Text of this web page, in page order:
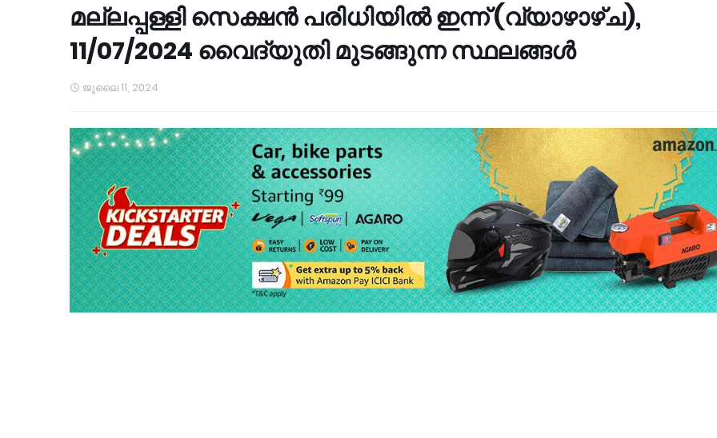
മല്ലപ്പള്ളി സെക്ഷൻ പരിധിയിൽ ഇന്ന് (വ്യാഴാഴ്ച),
11/07/2024 വൈദ്യുതി മുടങ്ങുന്ന സ്ഥലങ്ങൾ
ജൂലൈ 11, 2024